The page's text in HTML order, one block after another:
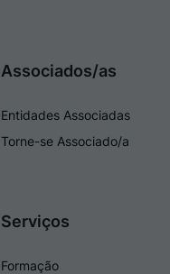
Associados/as
Entidades Associadas
Torne-se Associado/a
Serviços
Formação